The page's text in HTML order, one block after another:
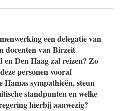
een delegatie van
docenten van Birzeit
Den Haag zal reizen? Zo
personen vooraf
sympathieën, steun
standpunten en welke
hierbij aanwezig?